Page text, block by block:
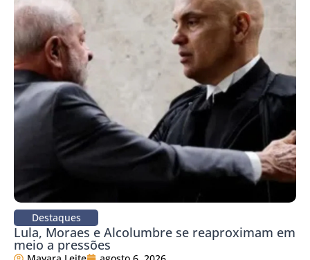
Destaques
Lula, Moraes e Alcolumbre se reaproximam em
meio a pressões